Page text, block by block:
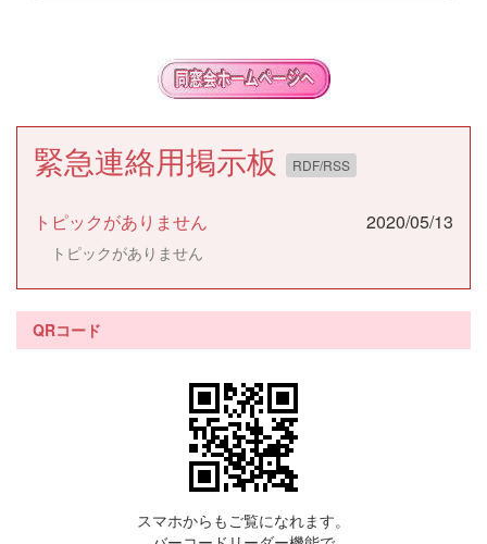
緊急連絡用掲示板 RDF/RSS
トピックがありません 2020/05/13
トピックがありません
QRコード
スマホからもご覧になれます。